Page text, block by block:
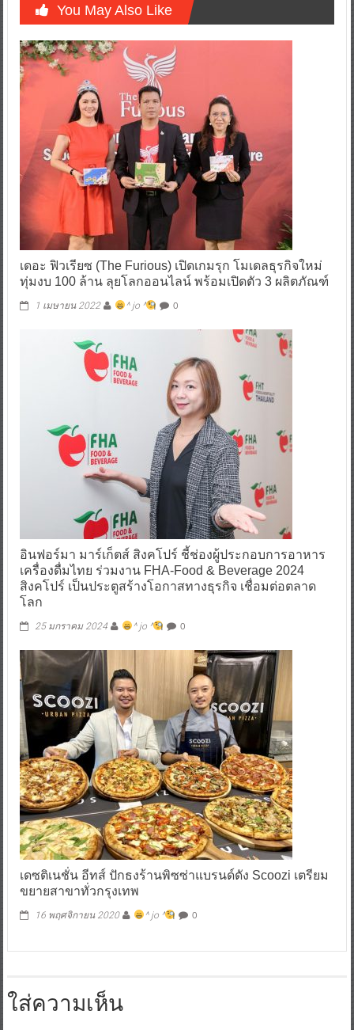
You May Also Like
เดอะ ฟิวเรียซ (The Furious) เปิดเกมรุก โมเดลธุรกิจใหม่
ทุ่มงบ 100 ล้าน ลุยโลกออนไลน์ พร้อมเปิดตัว 3 ผลิตภัณฑ์
1 เมษายน 2022 ^ jo ^ 0
อินฟอร์มา มาร์เก็ตส์ สิงคโปร์ ชี้ช่องผู้ประกอบการอาหาร
เครื่องดื่มไทย ร่วมงาน FHA-Food & Beverage 2024
สิงคโปร์ เป็นประตูสร้างโอกาสทางธุรกิจ เชื่อมต่อตลาด
โลก
25 มกราคม 2024 ^ jo ^ 0
เดซติเนชั่น อีทส์ ปักธงร้านพิซซ่าแบรนด์ดัง Scoozi เตรียม
ขยายสาขาทั่วกรุงเทพ
16 พฤศจิกายน 2020 ^ jo ^ 0
ใส่ความเห็น